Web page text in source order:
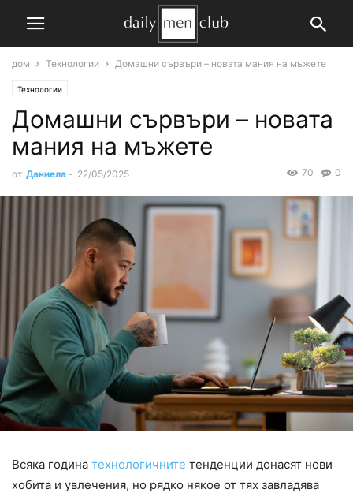
дом Технологии Домашни сървъри – новата мания на мъжете
Технологии
Домашни сървъри – новата
мания на мъжете
от Даниела - 22/05/2025 0
70
Всяка година технологичните тенденции донасят нови
хобита и увлечения, но рядко някое от тях завладява